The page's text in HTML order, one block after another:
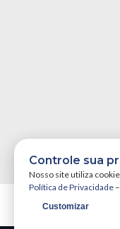
Controle sua
Nosso site utiliza
Política de Privacidade –
Customizar